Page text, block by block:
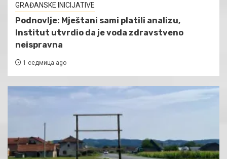
GRAĐANSKE INICIJATIVE
Podnovlje: Mještani sami platili analizu,
Institut utvrdio da je voda zdravstveno
neispravna
1 седмица ago